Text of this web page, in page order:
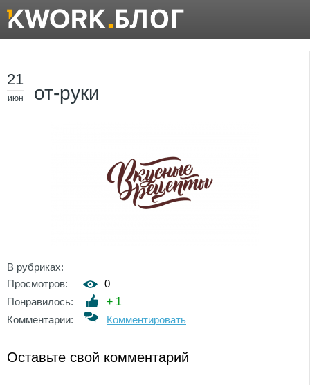
21
июн от-руки
В рубриках:
Просмотров:
0
Понравилось:
+ 1
Комментарии:
Комментировать
Оставьте свой комментарий